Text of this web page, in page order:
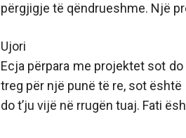
përgjigje të qëndrueshme. Një
Ujori
Ecja përpara me projektet sot
treg për një punë të re, sot
do t’ju vijë në rrugën tuaj. Fati